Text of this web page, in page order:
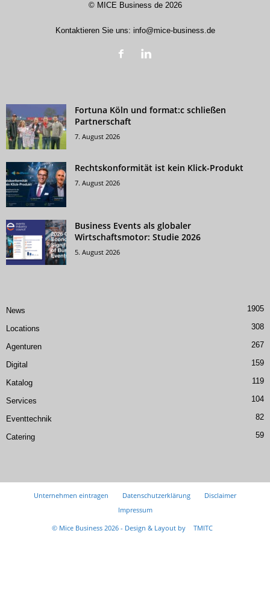
© MICE Business de2026
Kontaktieren Sie uns: info@mice-business.de
Fortuna Köln und format:c schließen
Partnerschaft
7. August 2026
Rechtskonformität ist kein Klick-Produkt
7. August 2026
Business Events als globaler
Wirtschaftsmotor: Studie 2026
5. August 2026
News 1905
Locations 308
Agenturen 267
Digital 159
Katalog 119
Services 104
Eventtechnik 82
Catering 59
Unternehmen eintragen Datenschutzerklärung
Disclaimer
Impressum
© Mice Business 2026 - Design & Layout by
TMITC